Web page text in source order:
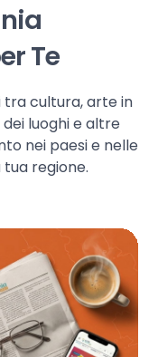
Te
tra cultura, arte in
luoghi e altre
nei paesi e nelle
regione.